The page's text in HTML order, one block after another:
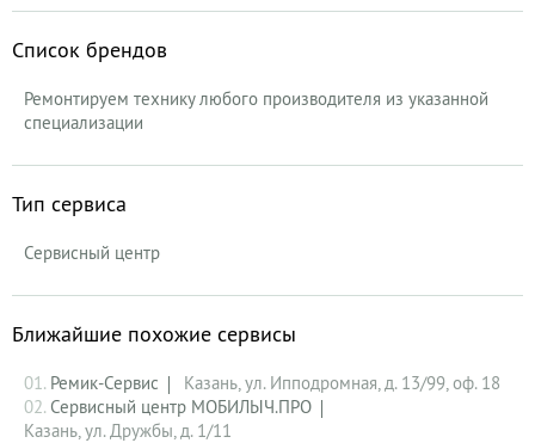
Список брендов
Ремонтируем технику любого производителя из указанной
специализации
Тип сервиса
Сервисный центр
Ближайшие похожие сервисы
01. Ремик-Сервис
Казань, ул. Ипподромная, д. 13/99, оф. 18
02. Сервисный центр МОБИЛЫЧ.ПРО
Казань, ул. Дружбы, д. 1/11